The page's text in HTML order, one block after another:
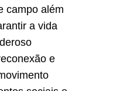
campo além
a vida
e